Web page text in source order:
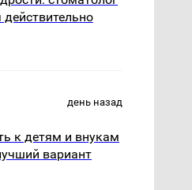
действительно
день назад
к детям и внукам
вариант